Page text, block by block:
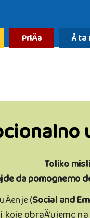
PriÄa Å
Toliko
da pomognemo
(Social and